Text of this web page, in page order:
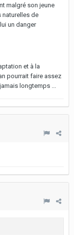
malgré son jeune
naturelles de
un danger
et à la
pourrait faire assez
longtemps ...